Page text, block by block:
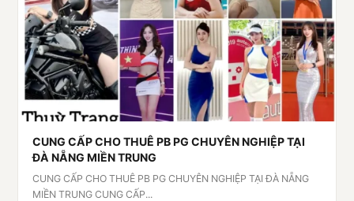
CUNG CẤP CHO THUÊ PB PG CHUYÊN NGHIỆP TẠI
ĐÀ NẴNG MIỀN TRUNG
CUNG CẤP CHO THUÊ PB PG CHUYÊN NGHIỆP TẠI ĐÀ NẴNG
MIỀN TRUNG CUNG CẤP...